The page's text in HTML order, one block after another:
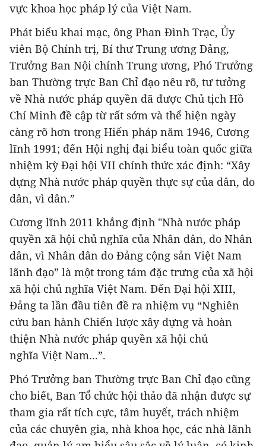
vực khoa học pháp lý của Việt Nam.
Phát biểu khai mạc, ông Phan Đình Trạc, Ủy
viên Bộ Chính trị, Bí thư Trung ương Đảng,
Trưởng Ban Nội chính Trung ương, Phó Trưởng
ban Thường trực Ban Chỉ đạo nêu rõ, tư tưởng
về Nhà nước pháp quyền đã được Chủ tịch Hồ
Chí Minh đề cập từ rất sớm và thể hiện ngày
càng rõ hơn trong Hiến pháp năm 1946, Cương
lĩnh 1991; đến Hội nghị đại biểu toàn quốc giữa
nhiệm kỳ Đại hội VII chính thức xác định: “Xây
dựng Nhà nước pháp quyền thực sự của dân, do
dân, vì dân.”
Cương lĩnh 2011 khẳng định "Nhà nước pháp
quyền xã hội chủ nghĩa của Nhân dân, do Nhân
dân, vì Nhân dân do Đảng cộng sản Việt Nam
lãnh đạo” là một trong tám đặc trưng của xã hội
xã hội chủ nghĩa Việt Nam. Đến Đại hội XIII,
Đảng ta lần đầu tiên đề ra nhiệm vụ “Nghiên
cứu ban hành Chiến lược xây dựng và hoàn
thiện Nhà nước pháp quyền xã hội chủ
nghĩa Việt Nam...”.
Phó Trưởng ban Thường trực Ban Chỉ đạo cũng
cho biết, Ban Tổ chức hội thảo đã nhận được sự
tham gia rất tích cực, tâm huyết, trách nhiệm
của các chuyên gia, nhà khoa học, các nhà lãnh